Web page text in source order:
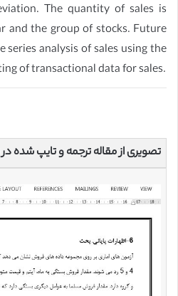
The quantity of sales is
and the group of stocks. Future
series analysis of sales using the
of transactional data for sales.
تصویری از مقاله ترجمه و تایپ شده در